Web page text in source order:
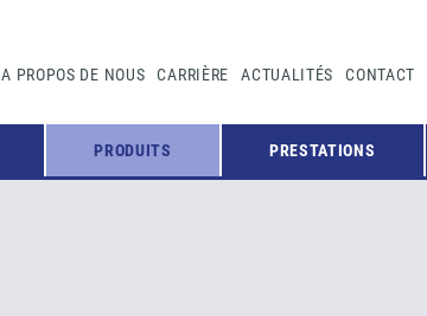
A PROPOS DE NOUS CARRIÈRE ACTUALITÉS CONTACT
PRODUITS PRESTATIONS